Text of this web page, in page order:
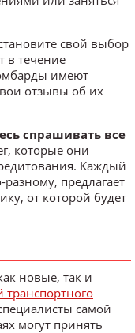
свой выбор
в течение
имеют
отзывы об их
спрашивать все
которые они
Каждый
предлагает
от которой будет
новые, так и
транспортного
самой
могут принять